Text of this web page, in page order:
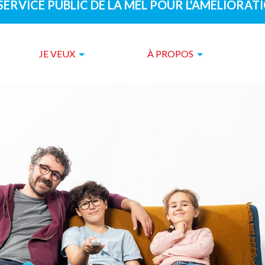
PUBLIC DE LA MEL POUR
JE VEUX À PROPOS